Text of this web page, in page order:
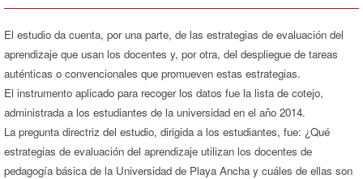
El estudio da cuenta, por una parte, de las estrategias de evaluación del
aprendizaje que usan los docentes y, por otra, del despliegue de tareas
auténticas o convencionales que promueven estas estrategias.
El instrumento aplicado para recoger los datos fue la lista de cotejo,
administrada a los estudiantes de la universidad en el año 2014.
La pregunta directriz del estudio, dirigida a los estudiantes, fue: ¿Qué
estrategias de evaluación del aprendizaje utilizan los docentes de
pedagogía básica de la Universidad de Playa Ancha y cuáles de ellas son